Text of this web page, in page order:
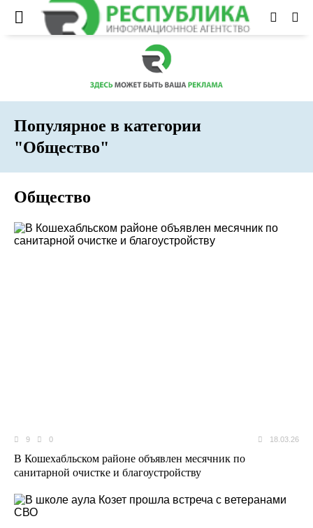
Популярное в категории
"Общество"
Общество
9 0 18.03.26
В Кошехабльском районе объявлен месячник по
санитарной очистке и благоустройству